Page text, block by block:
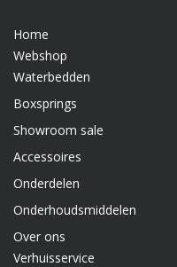
Home
Webshop
Waterbedden
Boxsprings
Showroom sale
Accessoires
Onderdelen
Onderhoudsmiddelen
Over ons
Verhuisservice